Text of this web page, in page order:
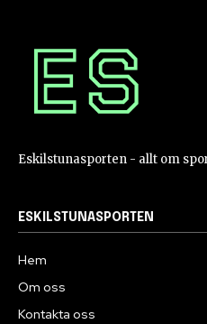
Eskilstunasporten - allt om
ESKILSTUNASPORTEN
Hem
Om oss
Kontakta oss